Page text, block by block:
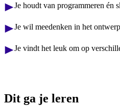
Je houdt van programmeren én
Je wil meedenken in het
Je vindt het leuk om op
Dit ga je leren